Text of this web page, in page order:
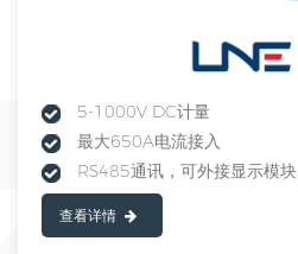
5-1000V DC计量
最大650A电流接入
RS485通讯，可外接显示模块
查看详情